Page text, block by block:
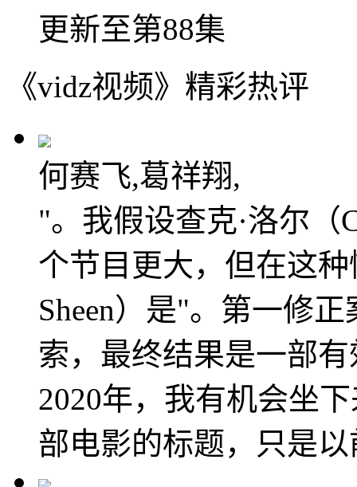
更新至第88集
《vidz视频》精彩热评
何赛飞,葛祥翔,
"。我假设查克·洛尔（
个节目更大，但在这种
Sheen）是"。第一修
索，最终结果是一部
2020年，我有机会坐
部电影的标题，只是